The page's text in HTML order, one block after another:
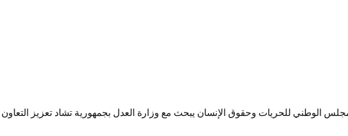
الوطني للحريات وحقوق الإنسان يبحث مع وزارة العدل بجمهورية تشاد تعزيز التعاون